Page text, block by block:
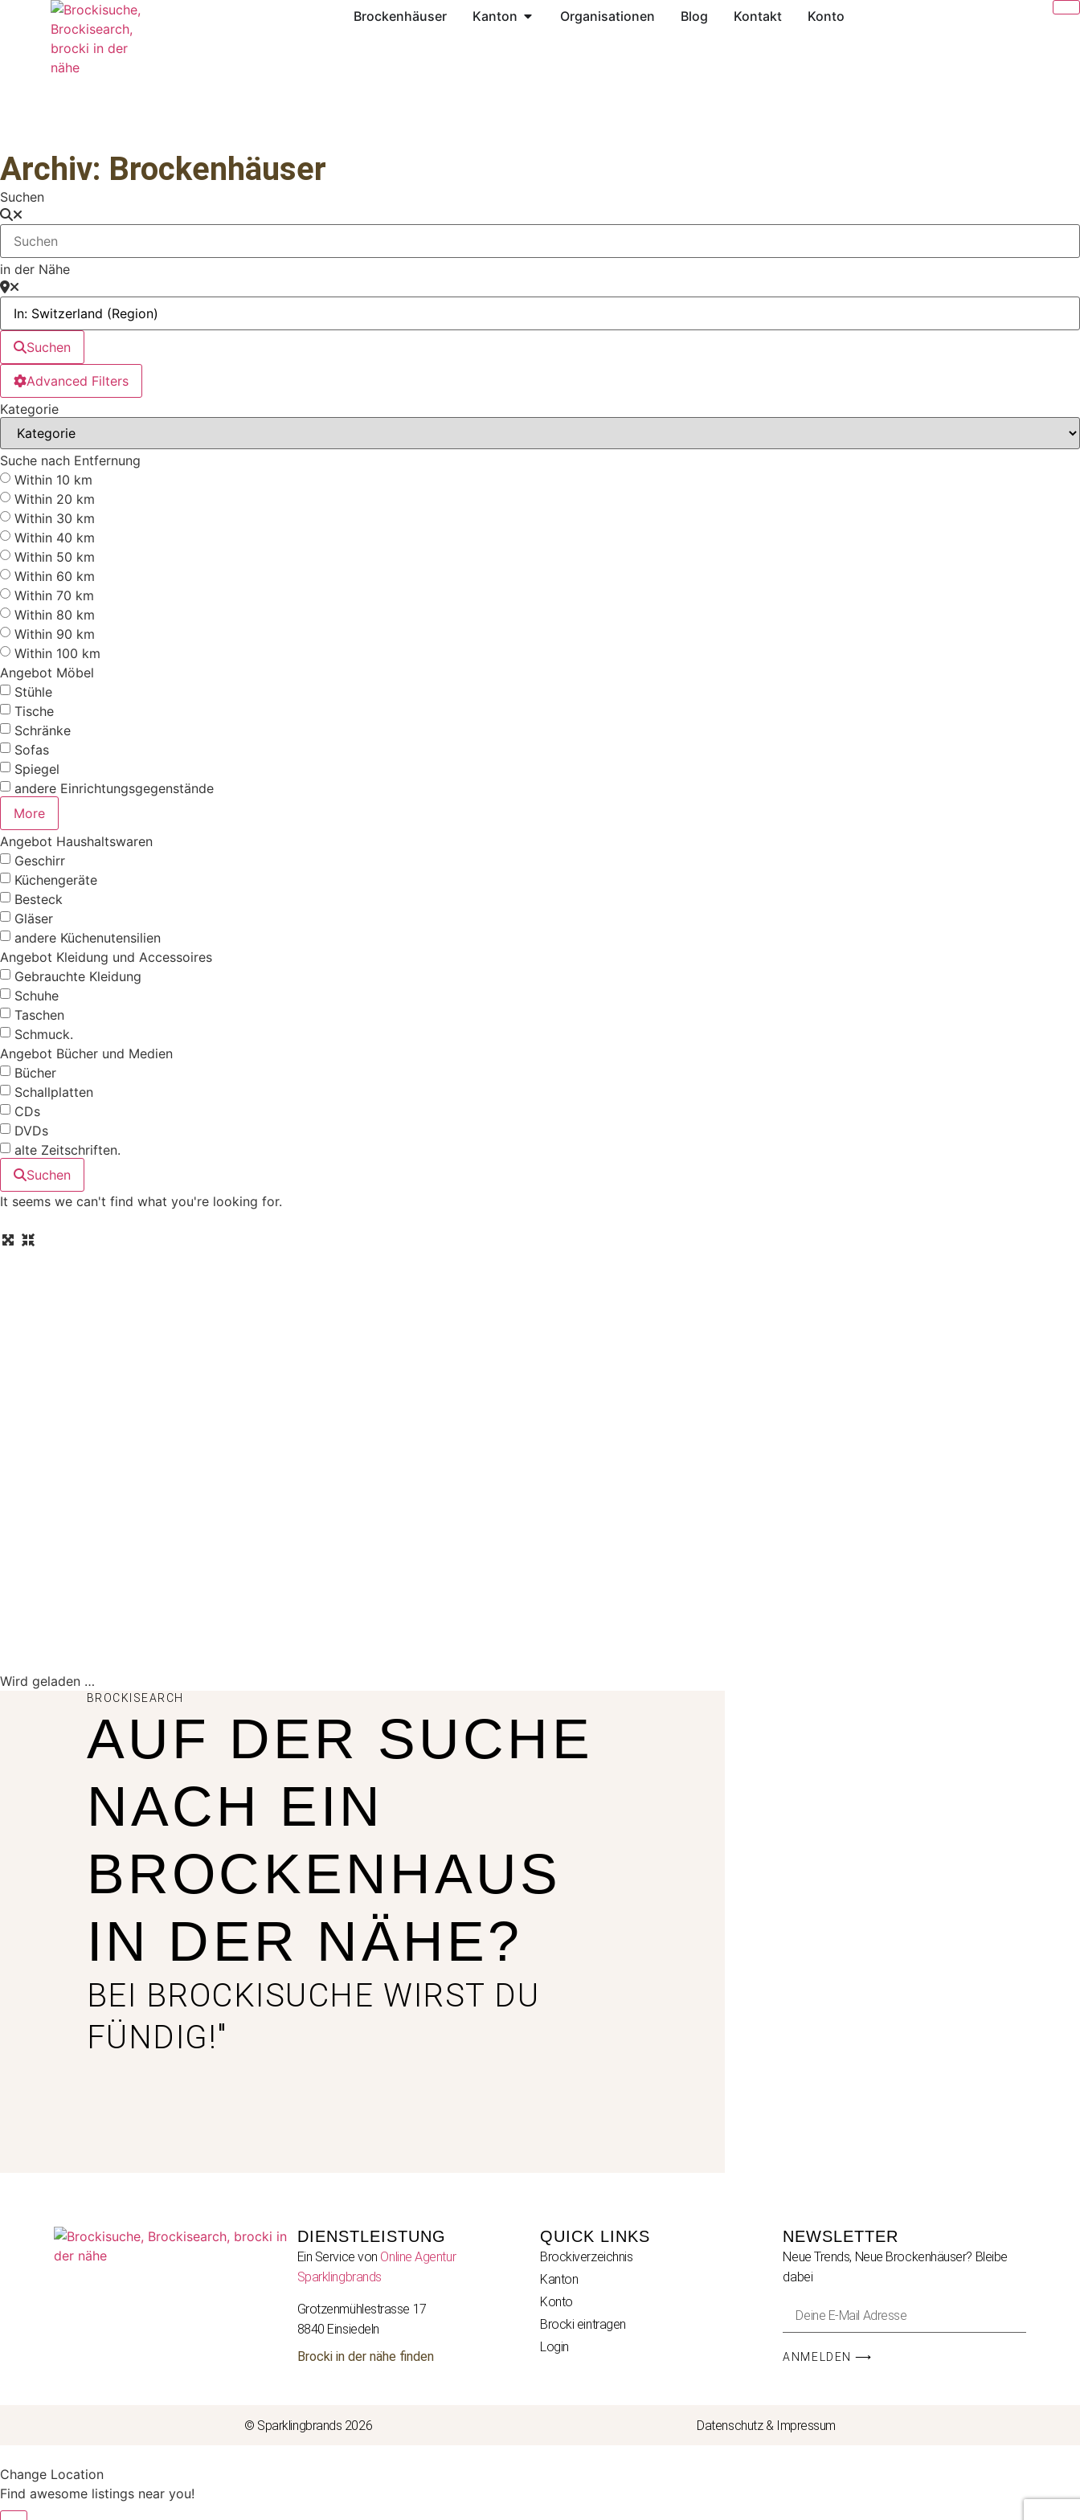
Brockenhäuser Kanton Organisationen Blog Kontakt Konto
Archiv: Brockenhäuser
Suchen
in der Nähe
Suchen
Advanced Filters
Kategorie
Suche nach Entfernung
Within 10 km
Within 20 km
Within 30 km
Within 40 km
Within 50 km
Within 60 km
Within 70 km
Within 80 km
Within 90 km
Within 100 km
Angebot Möbel
Stühle
Tische
Schränke
Sofas
Spiegel
andere Einrichtungsgegenstände
More
Angebot Haushaltswaren
Geschirr
Küchengeräte
Besteck
Gläser
andere Küchenutensilien
Angebot Kleidung und Accessoires
Gebrauchte Kleidung
Schuhe
Taschen
Schmuck.
Angebot Bücher und Medien
Bücher
Schallplatten
CDs
DVDs
alte Zeitschriften.
Suchen
It seems we can't find what you're looking for.
Wird geladen …
BROCKISEARCH
AUF DER SUCHE
NACH EIN
BROCKENHAUS
IN DER NÄHE?
BEI BROCKISUCHE WIRST DU
FÜNDIG!"
DIENSTLEISTUNG
Ein Service von Online Agentur
Sparklingbrands
Grotzenmühlestrasse 17
8840 Einsiedeln
Brocki in der nähe finden
QUICK LINKS
Brockiverzeichnis
Kanton
Konto
Brocki eintragen
Login
NEWSLETTER
Neue Trends, Neue Brockenhäuser? Bleibe
dabei
ANMELDEN ⟶
© Sparklingbrands 2026 Datenschutz & Impressum
Change Location
Find awesome listings near you!